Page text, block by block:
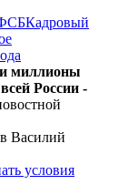
ФСБКадровый
миллионы
России -
Василий
условия